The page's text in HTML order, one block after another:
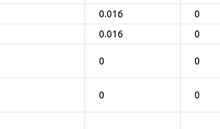
0.016
0
0.016 0
0 0
0 0